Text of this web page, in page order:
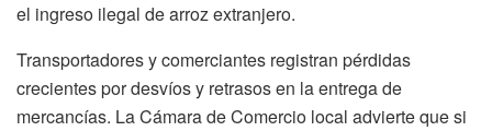
el ingreso ilegal de arroz extranjero.
Transportadores y comerciantes registran pérdidas
crecientes por desvíos y retrasos en la entrega de
mercancías. La Cámara de Comercio local advierte que si